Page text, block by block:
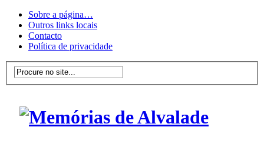
Sobre a página…
Outros links locais
Contacto
Política de privacidade